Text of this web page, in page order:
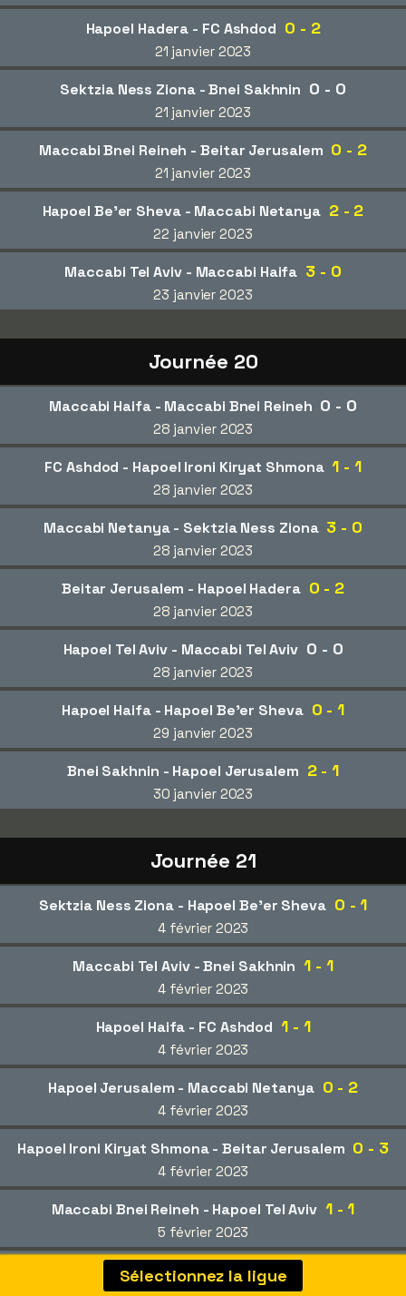
Hapoel Hadera - FC Ashdod 0 - 2
21 janvier 2023
Sektzia Ness Ziona - Bnei Sakhnin 0 - 0
21 janvier 2023
Maccabi Bnei Reineh - Beitar Jerusalem 0 - 2
21 janvier 2023
Hapoel Be'er Sheva - Maccabi Netanya 2 - 2
22 janvier 2023
Maccabi Tel Aviv - Maccabi Haifa 3 - 0
23 janvier 2023
Journée 20
Maccabi Haifa - Maccabi Bnei Reineh 0 - 0
28 janvier 2023
FC Ashdod - Hapoel Ironi Kiryat Shmona 1 - 1
28 janvier 2023
Maccabi Netanya - Sektzia Ness Ziona 3 - 0
28 janvier 2023
Beitar Jerusalem - Hapoel Hadera 0 - 2
28 janvier 2023
Hapoel Tel Aviv - Maccabi Tel Aviv 0 - 0
28 janvier 2023
Hapoel Haifa - Hapoel Be'er Sheva 0 - 1
29 janvier 2023
Bnei Sakhnin - Hapoel Jerusalem 2 - 1
30 janvier 2023
Journée 21
Sektzia Ness Ziona - Hapoel Be'er Sheva 0 - 1
4 février 2023
Maccabi Tel Aviv - Bnei Sakhnin 1 - 1
4 février 2023
Hapoel Haifa - FC Ashdod 1 - 1
4 février 2023
Hapoel Jerusalem - Maccabi Netanya 0 - 2
4 février 2023
Hapoel Ironi Kiryat Shmona - Beitar Jerusalem 0 - 3
4 février 2023
Maccabi Bnei Reineh - Hapoel Tel Aviv 1 - 1
5 février 2023
Hapoel Hadera - Maccabi Haifa 1 - 1
Sélectionnez la ligue